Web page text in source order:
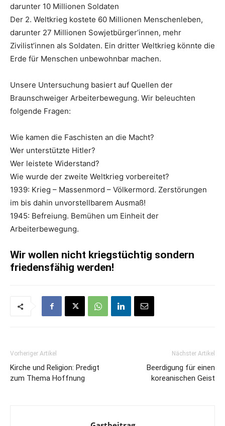
darunter 10 Millionen Soldaten
Der 2. Weltkrieg kostete 60 Millionen Menschenleben,
darunter 27 Millionen Sowjetbürger’innen, mehr
Zivilist’innen als Soldaten. Ein dritter Weltkrieg könnte die
Erde für Menschen unbewohnbar machen.
Unsere Untersuchung basiert auf Quellen der
Braunschweiger Arbeiterbewegung. Wir beleuchten
folgende Fragen:
Wie kamen die Faschisten an die Macht?
Wer unterstützte Hitler?
Wer leistete Widerstand?
Wie wurde der zweite Weltkrieg vorbereitet?
1939: Krieg – Massenmord – Völkermord. Zerstörungen
im bis dahin unvorstellbarem Ausmaß!
1945: Befreiung. Bemühen um Einheit der
Arbeiterbewegung.
Wir wollen nicht kriegstüchtig sondern
friedensfähig werden!
Vorheriger Artikel
Kirche und Religion: Predigt
zum Thema Hoffnung
Nächster Artikel
Beerdigung für einen
koreanischen Geist